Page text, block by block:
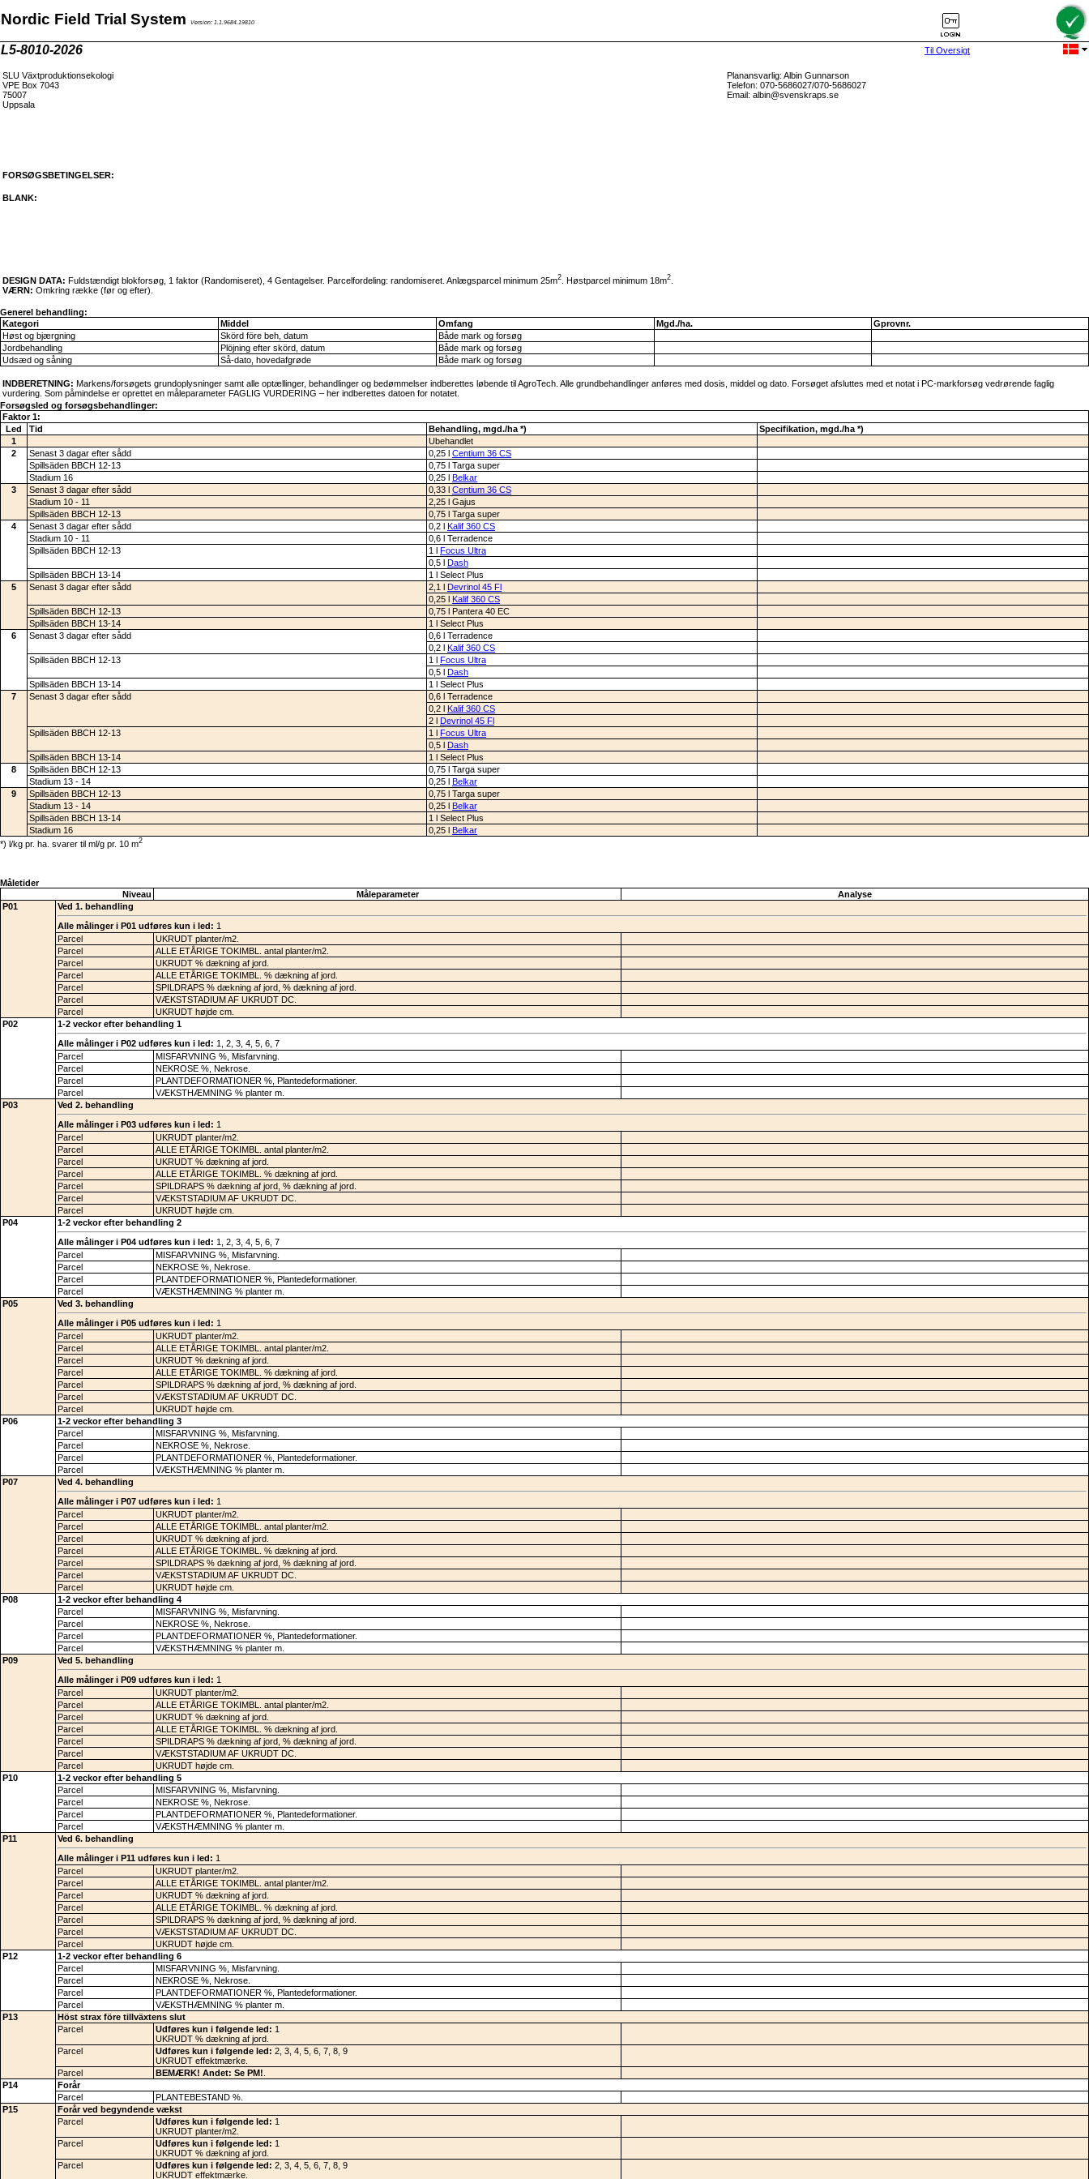
Nordic Field Trial System Version: 1.1.9684.19810
L5-8010-2026 Til Oversigt
SLU Växtproduktionsekologi
VPE Box 7043
75007
Uppsala
Planansvarlig: Albin Gunnarson
Telefon: 070-5686027/070-5686027
Email: albin@svenskraps.se
FORSØGSBETINGELSER:
BLANK:
DESIGN DATA: Fuldstændigt blokforsøg, 1 faktor (Randomiseret), 4 Gentagelser. Parcelfordeling: randomiseret. Anlægsparcel minimum 25m2 . Høstparcel minimum 18m2
VÆRN: Omkring række (før og efter).
Generel behandling:
Kategori
Middel Omfang Mgd./ha.
Gprovnr.
Høst og bjærgning
Skörd före beh, datum
Både mark og forsøg
Jordbehandling
Plöjning efter skörd, datum
Både mark og forsøg
Udsæd og såning
Så-dato, hovedafgrøde Både mark og forsøg
INDBERETNING: Markens/forsøgets grundoplysninger samt alle optællinger, behandlinger og bedømmelser indberettes løbende til AgroTech. Alle grundbehandlinger anføres med dosis, middel og dato. Forsøget afsluttes med et notat i PC-markforsøg vedrørende faglig
vurdering. Som påmindelse er oprettet en måleparameter FAGLIG VURDERING – her indberettes datoen for notatet.
Forsøgsled og forsøgsbehandlinger:
Faktor 1:
Led
Tid Behandling, mgd./ha *)
Specifikation, mgd./ha *)
1
Ubehandlet
2
Senast 3 dagar efter sådd 0,25 l Centium 36 CS
Spillsäden BBCH 12-13
0,75 l Targa super
Stadium 16
0,25 l Belkar
3
Senast 3 dagar efter sådd 0,33 l Centium 36 CS
Stadium 10 - 11
2,25 l Gajus
Spillsäden BBCH 12-13
0,75 l Targa super
4
Senast 3 dagar efter sådd 0,2 l Kalif 360 CS
Stadium 10 - 11
0,6 l Terradence
Spillsäden BBCH 12-13
1 l Focus Ultra
0,5 l Dash
Spillsäden BBCH 13-14
1 l Select Plus
5
Senast 3 dagar efter sådd 2,1 l Devrinol 45 Fl
0,25 l Kalif 360 CS
Spillsäden BBCH 12-13
0,75 l Pantera 40 EC
Spillsäden BBCH 13-14
1 l Select Plus
6
Senast 3 dagar efter sådd
0,6 l Terradence
0,2 l Kalif 360 CS
Spillsäden BBCH 12-13
1 l Focus Ultra
0,5 l Dash
Spillsäden BBCH 13-14
1 l Select Plus
7
Senast 3 dagar efter sådd
0,6 l Terradence
0,2 l Kalif 360 CS
2 l Devrinol 45 Fl
Spillsäden BBCH 12-13
1 l Focus Ultra
0,5 l Dash
Spillsäden BBCH 13-14
1 l Select Plus
8
Spillsäden BBCH 12-13
0,75 l Targa super
Stadium 13 - 14
0,25 l Belkar
9
Spillsäden BBCH 12-13
0,75 l Targa super
Stadium 13 - 14
0,25 l Belkar
Spillsäden BBCH 13-14
1 l Select Plus
Stadium 16
0,25 l Belkar
*) l/kg pr. ha. svarer til ml/g pr. 10 m2
Måletider
Niveau
Måleparameter
Analyse
P01
Ved 1. behandling
Alle målinger i P01 udføres kun i led: 1
Parcel
UKRUDT planter/m2.
Parcel
ALLE ETÅRIGE TOKIMBL. antal planter/m2.
Parcel
UKRUDT % dækning af jord.
Parcel
ALLE ETÅRIGE TOKIMBL. % dækning af jord.
Parcel
SPILDRAPS % dækning af jord, % dækning af jord.
Parcel
VÆKSTSTADIUM AF UKRUDT DC.
Parcel
UKRUDT højde cm.
P02
1-2 veckor efter behandling 1
Alle målinger i P02 udføres kun i led: 1, 2, 3, 4, 5, 6, 7
Parcel
MISFARVNING %, Misfarvning.
Parcel
NEKROSE %, Nekrose.
Parcel
PLANTDEFORMATIONER %, Plantedeformationer.
Parcel
VÆKSTHÆMNING % planter m.
P03
Ved 2. behandling
Alle målinger i P03 udføres kun i led: 1
Parcel
UKRUDT planter/m2.
Parcel
ALLE ETÅRIGE TOKIMBL. antal planter/m2.
Parcel
UKRUDT % dækning af jord.
Parcel
ALLE ETÅRIGE TOKIMBL. % dækning af jord.
Parcel
SPILDRAPS % dækning af jord, % dækning af jord.
Parcel
VÆKSTSTADIUM AF UKRUDT DC.
Parcel
UKRUDT højde cm.
P04
1-2 veckor efter behandling 2
Alle målinger i P04 udføres kun i led: 1, 2, 3, 4, 5, 6, 7
Parcel
MISFARVNING %, Misfarvning.
Parcel
NEKROSE %, Nekrose.
Parcel
PLANTDEFORMATIONER %, Plantedeformationer.
Parcel
VÆKSTHÆMNING % planter m.
P05
Ved 3. behandling
Alle målinger i P05 udføres kun i led: 1
Parcel
UKRUDT planter/m2.
Parcel
ALLE ETÅRIGE TOKIMBL. antal planter/m2.
Parcel
UKRUDT % dækning af jord.
Parcel
ALLE ETÅRIGE TOKIMBL. % dækning af jord.
Parcel
SPILDRAPS % dækning af jord, % dækning af jord.
Parcel
VÆKSTSTADIUM AF UKRUDT DC.
Parcel
UKRUDT højde cm.
P06
1-2 veckor efter behandling 3
Parcel
MISFARVNING %, Misfarvning.
Parcel
NEKROSE %, Nekrose.
Parcel
PLANTDEFORMATIONER %, Plantedeformationer.
Parcel
VÆKSTHÆMNING % planter m.
P07
Ved 4. behandling
Alle målinger i P07 udføres kun i led: 1
Parcel
UKRUDT planter/m2.
Parcel
ALLE ETÅRIGE TOKIMBL. antal planter/m2.
Parcel
UKRUDT % dækning af jord.
Parcel
ALLE ETÅRIGE TOKIMBL. % dækning af jord.
Parcel
SPILDRAPS % dækning af jord, % dækning af jord.
Parcel
VÆKSTSTADIUM AF UKRUDT DC.
Parcel
UKRUDT højde cm.
P08
1-2 veckor efter behandling 4
Parcel
MISFARVNING %, Misfarvning.
Parcel
NEKROSE %, Nekrose.
Parcel
PLANTDEFORMATIONER %, Plantedeformationer.
Parcel
VÆKSTHÆMNING % planter m.
P09
Ved 5. behandling
Alle målinger i P09 udføres kun i led: 1
Parcel
UKRUDT planter/m2.
Parcel
ALLE ETÅRIGE TOKIMBL. antal planter/m2.
Parcel
UKRUDT % dækning af jord.
Parcel
ALLE ETÅRIGE TOKIMBL. % dækning af jord.
Parcel
SPILDRAPS % dækning af jord, % dækning af jord.
Parcel
VÆKSTSTADIUM AF UKRUDT DC.
Parcel
UKRUDT højde cm.
P10
1-2 veckor efter behandling 5
Parcel
MISFARVNING %, Misfarvning.
Parcel
NEKROSE %, Nekrose.
Parcel
PLANTDEFORMATIONER %, Plantedeformationer.
Parcel
VÆKSTHÆMNING % planter m.
P11
Ved 6. behandling
Alle målinger i P11 udføres kun i led: 1
Parcel
UKRUDT planter/m2.
Parcel
ALLE ETÅRIGE TOKIMBL. antal planter/m2.
Parcel
UKRUDT % dækning af jord.
Parcel
ALLE ETÅRIGE TOKIMBL. % dækning af jord.
Parcel
SPILDRAPS % dækning af jord, % dækning af jord.
Parcel
VÆKSTSTADIUM AF UKRUDT DC.
Parcel
UKRUDT højde cm.
P12
1-2 veckor efter behandling 6
Parcel
MISFARVNING %, Misfarvning.
Parcel
NEKROSE %, Nekrose.
Parcel
PLANTDEFORMATIONER %, Plantedeformationer.
Parcel
VÆKSTHÆMNING % planter m.
P13
Höst strax före tillväxtens slut
Parcel
Udføres kun i følgende led: 1
UKRUDT % dækning af jord.
Parcel
Udføres kun i følgende led: 2, 3, 4, 5, 6, 7, 8, 9
UKRUDT effektmærke.
Parcel
BEMÆRK! Andet: Se PM!
P14
Forår
Parcel
PLANTEBESTAND %.
P15
Forår ved begyndende vækst
Parcel
Udføres kun i følgende led: 1
UKRUDT planter/m2.
Parcel
Udføres kun i følgende led: 1
UKRUDT % dækning af jord.
Parcel
Udføres kun i følgende led: 2, 3, 4, 5, 6, 7, 8, 9
UKRUDT effektmærke.